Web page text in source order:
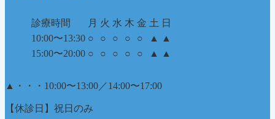
診療時間 月 火 水 木 金 土 日
10:00〜13:30 ○ ○ ○ ○ ○ ▲
▲
15:00〜20:00 ○ ○ ○ ○ ○ ▲ ▲
▲ ・・・10:00〜13:00／14:00〜17:00
【休診日】祝日のみ